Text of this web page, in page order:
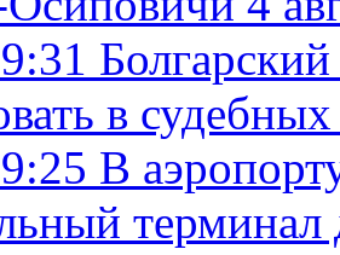
в
В
терминал